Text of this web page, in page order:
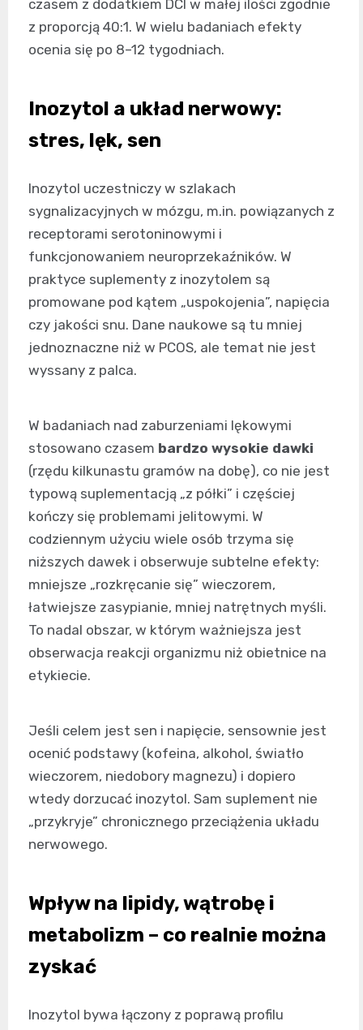
czasem z dodatkiem DCI w małej ilości zgodnie
z proporcją 40:1. W wielu badaniach efekty
ocenia się po 8–12 tygodniach.
Inozytol a układ nerwowy:
stres, lęk, sen
Inozytol uczestniczy w szlakach
sygnalizacyjnych w mózgu, m.in. powiązanych z
receptorami serotoninowymi i
funkcjonowaniem neuroprzekaźników. W
praktyce suplementy z inozytolem są
promowane pod kątem „uspokojenia”, napięcia
czy jakości snu. Dane naukowe są tu mniej
jednoznaczne niż w PCOS, ale temat nie jest
wyssany z palca.
W badaniach nad zaburzeniami lękowymi
stosowano czasem bardzo wysokie dawki
(rzędu kilkunastu gramów na dobę), co nie jest
typową suplementacją „z półki” i częściej
kończy się problemami jelitowymi. W
codziennym użyciu wiele osób trzyma się
niższych dawek i obserwuje subtelne efekty:
mniejsze „rozkręcanie się” wieczorem,
łatwiejsze zasypianie, mniej natrętnych myśli.
To nadal obszar, w którym ważniejsza jest
obserwacja reakcji organizmu niż obietnice na
etykiecie.
Jeśli celem jest sen i napięcie, sensownie jest
ocenić podstawy (kofeina, alkohol, światło
wieczorem, niedobory magnezu) i dopiero
wtedy dorzucać inozytol. Sam suplement nie
„przykryje” chronicznego przeciążenia układu
nerwowego.
Wpływ na lipidy, wątrobę i
metabolizm – co realnie można
zyskać
Inozytol bywa łączony z poprawą profilu